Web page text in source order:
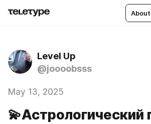
Level Up
@joooobsss
May 13, 2025
💫Астрологический